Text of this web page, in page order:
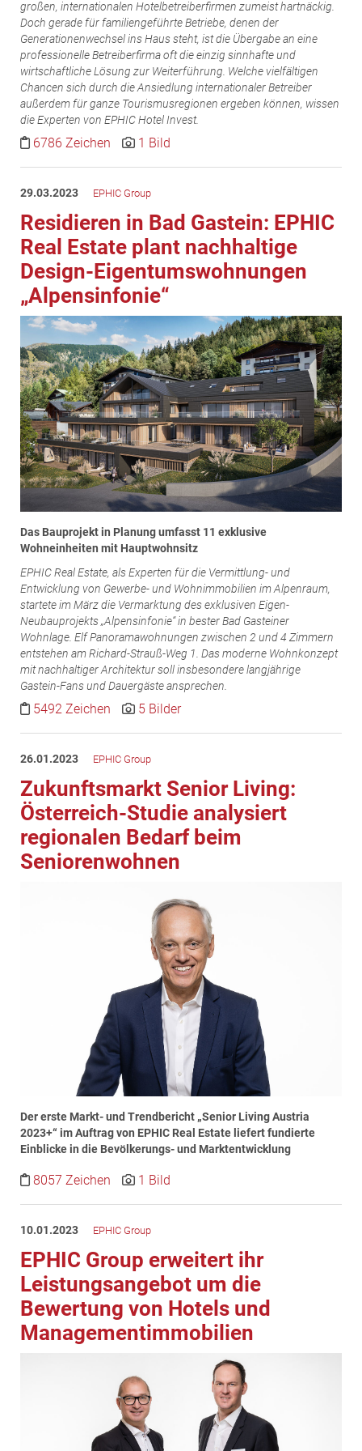
MST Muhr
ÖKO-Wohnbau
PAYUCA
Raiffeisen Property Holding International
Salon Real
Savoir Vivre Group
Schwabenhaus
STEUP Realitäten
STIX + Partner
teamneunzehn
VÖPE Next
Verband Österreichischer Versicherungsmakler
Weinrauch Rechtsanwälte
WINEGG Realitäten
ZEHA Real Estate
Media
Pressekontakt
großen, internationalen Hotelbetreiberfirmen zumeist hartnäckig.
Doch gerade für familiengeführte Betriebe, denen der
Generationenwechsel ins Haus steht, ist die Übergabe an eine
professionelle Betreiberfirma oft die einzig sinnhafte und
wirtschaftliche Lösung zur Weiterführung. Welche vielfältigen
Chancen sich durch die Ansiedlung internationaler Betreiber
außerdem für ganze Tourismusregionen ergeben können, wissen
die Experten von EPHIC Hotel Invest.
6786 Zeichen 1 Bild
29.03.2023 EPHIC Group
Residieren in Bad Gastein: EPHIC
Real Estate plant nachhaltige
Design-Eigentumswohnungen
„Alpensinfonie“
Das Bauprojekt in Planung umfasst 11 exklusive
Wohneinheiten mit Hauptwohnsitz
EPHIC Real Estate, als Experten für die Vermittlung- und
Entwicklung von Gewerbe- und Wohnimmobilien im Alpenraum,
startete im März die Vermarktung des exklusiven Eigen-
Neubauprojekts „Alpensinfonie“ in bester Bad Gasteiner
Wohnlage. Elf Panoramawohnungen zwischen 2 und 4 Zimmern
entstehen am Richard-Strauß-Weg 1. Das moderne Wohnkonzept
mit nachhaltiger Architektur soll insbesondere langjährige
Gastein-Fans und Dauergäste ansprechen.
5492 Zeichen 5 Bilder
26.01.2023 EPHIC Group
Zukunftsmarkt Senior Living:
Österreich-Studie analysiert
regionalen Bedarf beim
Seniorenwohnen
Der erste Markt- und Trendbericht „Senior Living Austria
2023+“ im Auftrag von EPHIC Real Estate liefert fundierte
Einblicke in die Bevölkerungs- und Marktentwicklung
8057 Zeichen 1 Bild
10.01.2023 EPHIC Group
EPHIC Group erweitert ihr
Leistungsangebot um die
Bewertung von Hotels und
Managementimmobilien